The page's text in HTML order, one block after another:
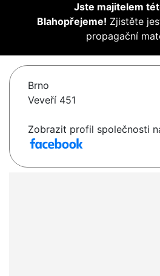
Jste majitelem
Blahopřejeme! Zjistěte
propagační
Brno
Veveří 451
Zobrazit profil společnosti